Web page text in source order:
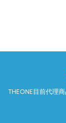
THEONE目前代理